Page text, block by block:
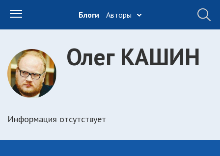
Блоги Авторы
Олег КАШИН
Информация отсутствует